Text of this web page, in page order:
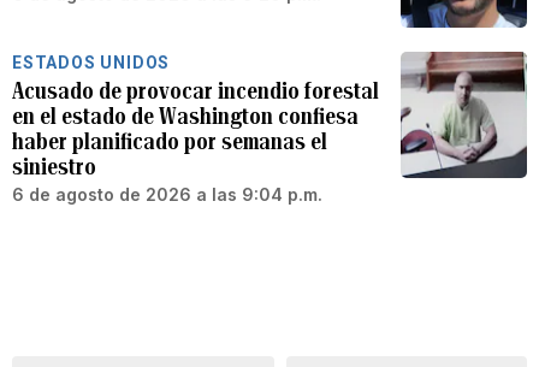
ESTADOS UNIDOS
Acusado de provocar incendio forestal
en el estado de Washington confiesa
haber planificado por semanas el
siniestro
6 de agosto de 2026 a las 9:04 p.m.